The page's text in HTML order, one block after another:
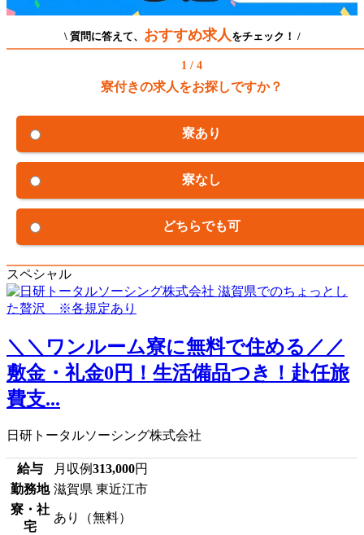
\ 質問に答えて、 おすすめ求人 をチェック！ /
1 / 4
寮付きの求人をお探しですか？
寮あり
寮なし
どちらでも可
スペシャル
＼＼ワンルーム寮に無料で住める／／
敷金・礼金0円！生活備品つき！赴任旅
費支...
日研トータルソーシング株式会社
給与 月収例313,000円
勤務地 滋賀県 東近江市
寮・社
宅
あり（無料）